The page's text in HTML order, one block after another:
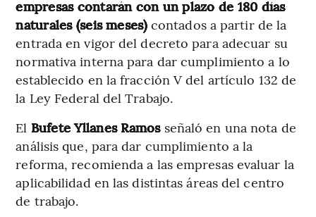
empresas contarán con un plazo de 180 días
naturales (seis meses) contados a partir de la
entrada en vigor del decreto para adecuar su
normativa interna para dar cumplimiento a lo
establecido en la fracción V del artículo 132 de
la Ley Federal del Trabajo.
El Bufete Yllanes Ramosseñaló en una nota de
análisis que, para dar cumplimiento a la
reforma, recomienda a las empresas evaluar la
aplicabilidad en las distintas áreas del centro
de trabajo.